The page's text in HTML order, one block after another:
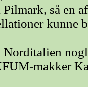
så en
kunne
makker